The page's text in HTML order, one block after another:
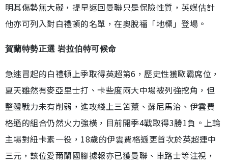
明其傷勢無大礙，提早返回曼聯只是保險性質，英媒估計
他亦可列入對白禮頓的名單，在奧脫福「地標」登場。
賀蘭特勢正選 岩拉伯特可候命
急速冒起的白禮頓上季取得英超第6，歷史性獲歐霸席位，
夏天雖然有麥亞里士打、卡些度兩大中場被列強挖角，但
整體戰力未有削弱，進攻綫上三笘薰、蘇尼馬治、伊雲費
格遜的組合仍然火力強橫，目前開季4戰取得3勝1負。上輪
主場對紐卡素一役，18歲的伊雲費格遜更首次於英超連中
三元，該位愛爾蘭國腳據報亦已獲曼聯、車路士等注視，